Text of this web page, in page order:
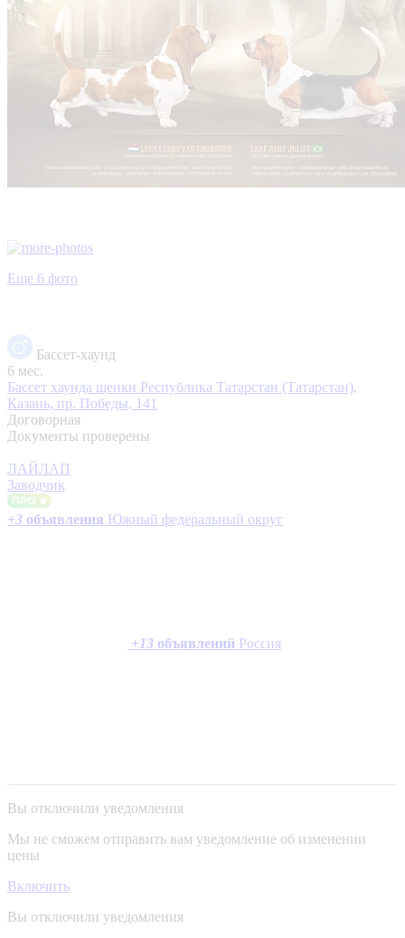
Еще 6 фото
Бассет-хаунд
6 мес.
Бассет хаунда щенки Республика Татарстан (Татарстан),
Казань, пр. Победы, 141
Договорная
Документы проверены
ЛАЙЛАП
Заводчик
+3 объявления Южный федеральный округ
+13 объявлений Россия
Вы отключили уведомления
Мы не сможем отправить вам уведомление об изменении
цены
Включить
Вы отключили уведомления